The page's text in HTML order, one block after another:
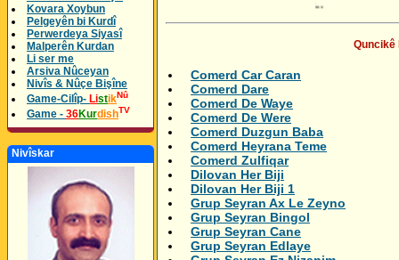
Kovara Xoybun
Pelgeyên bi Kurdî
Perwerdeya Siyasî
Malperên Kurdan
Li ser me
Arsiva Nûceyan
Nivîs & Nûçe Bişîne
Game-Cilîp- ListikNû
Game - 36KurdishTV
Nivîskar
Quncikê
Comerd Car Caran
Comerd Dare
Comerd De Waye
Comerd De Were
Comerd Duzgun Baba
Comerd Heyrana Teme
Comerd Zulfiqar
Dilovan Her Biji
Dilovan Her Biji 1
Grup Seyran Ax Le Zeyno
Grup Seyran Bingol
Grup Seyran Cane
Grup Seyran Edlaye